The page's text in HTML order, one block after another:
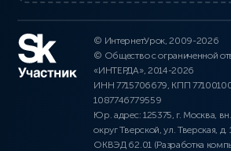
© ИнтернетУрок, 2009-2026
© Общество с ограниченной
«ИНТЕРДА», 2014-2026
ИНН 7715706679, КПП
1087746779559
Юр. адрес: 125375, г. Москва,
округ Тверской, ул. Тверская, д.
ОКВЭД 62.01 (Разработка